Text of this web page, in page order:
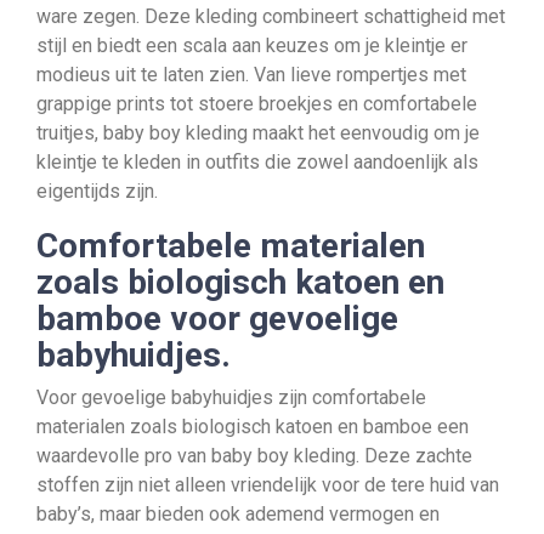
ware zegen. Deze kleding combineert schattigheid met
stijl en biedt een scala aan keuzes om je kleintje er
modieus uit te laten zien. Van lieve rompertjes met
grappige prints tot stoere broekjes en comfortabele
truitjes, baby boy kleding maakt het eenvoudig om je
kleintje te kleden in outfits die zowel aandoenlijk als
eigentijds zijn.
Comfortabele materialen
zoals biologisch katoen en
bamboe voor gevoelige
babyhuidjes.
Voor gevoelige babyhuidjes zijn comfortabele
materialen zoals biologisch katoen en bamboe een
waardevolle pro van baby boy kleding. Deze zachte
stoffen zijn niet alleen vriendelijk voor de tere huid van
baby’s, maar bieden ook ademend vermogen en